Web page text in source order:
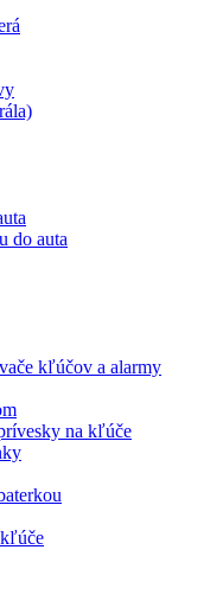
do auta
kľúčov a alarmy
na kľúče